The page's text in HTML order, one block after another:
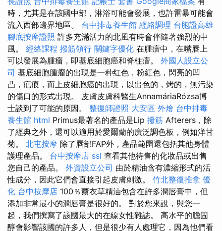
時，尤其是在該國中部，淋浴可能會發展，也許雷暴可能會
流入西部邊界地區。 台中排毒養生館 經絡調理 台胞證高雄
腳底按摩證照 許多充滿活力的北風有時會伴隨著強烈的中
風。 經絡課程 撥筋領行 關鍵字優化 在腫瘤中，在嘴唇上
可以發展為腫瘤，即基底細胞癌和脊柱瘤。 外國人設立公
司 基底細胞腫瘤的出現是一种红色，粉紅色，閃亮的凹
凸，疤痕，而上皮細胞癌的出現，以出色的，烤的，無污染
的傷口的形式出現。 皮膚皮膚科醫生AnnamáriaRózsa博
士談到了可能的原因。 整復師證照 大安區 外燴 台中排毒
養生館 html Primus最著名的產品是Li​​p 撥筋 Afterers，除
了經典之外，還可以適用於愛爾蘭的廣泛調色板，例如洋甘
菊。 北屯按摩 除了唇部FAP外，產品範圍還包括其他身體
護理產品。 台中按摩店 ssl 查看其他待售的化妝品或出售
您自己的產品。 外資設立公司 由於精油含有濃縮形式的活
性成分，因此它們會直接引起皮膚刺激。 竹北整復推拿 優
化 台中按摩店 100％薰衣草精油包含在許多潤唇膏中，但
添加非常最小的潤唇膏是很好的。 對於您來說，與您一
起，我們撰寫了該國最大的在線女性雜誌。 高水平的膽固
醇會影響該國的許多人，但是很少有人處理它，因為他們看